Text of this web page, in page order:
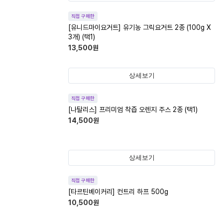
직접 구매한
[유니드마이요거트] 유기농 그릭요거트 2종 (100g X
3개) (택1)
13,500원
상세보기
직접 구매한
[나탈리스] 프리미엄 착즙 오렌지 주스 2종 (택1)
14,500원
상세보기
직접 구매한
[타르틴베이커리] 컨트리 하프 500g
10,500원